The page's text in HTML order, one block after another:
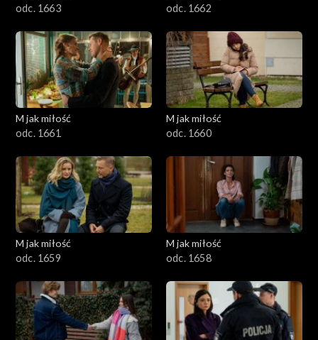
odc. 1663
odc. 1662
M jak miłość
odc. 1661
M jak miłość
odc. 1660
M jak miłość
odc. 1659
M jak miłość
odc. 1658